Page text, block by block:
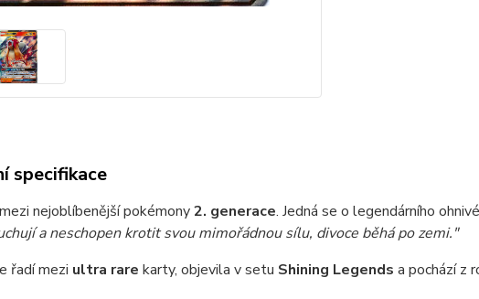
specifikace
nejoblíbenější pokémony2. generace. Jedná se o legendárního
a neschopen krotit svou mimořádnou sílu, divoce běhá po zemi."
řadí mezi ultra rare karty, objevila v setu Shining Legends a pochází z